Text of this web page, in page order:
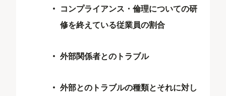
コンプライアンス・倫理についての研
修を終えている従業員の割合
外部関係者とのトラブル
外部とのトラブルの種類とそれに対し